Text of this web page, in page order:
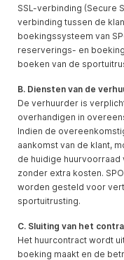
SSL-verbinding (Secure
verbinding tussen de
boekingssysteem van
reserverings- en
boeken van de
B. Diensten van de
De verhuurder is
overhandigen in
Indien de
aankomst van de klant,
de huidige
zonder extra kosten.
worden gesteld voor
sportuitrusting.
C. Sluiting van het
Het huurcontract wordt
boeking maakt en de